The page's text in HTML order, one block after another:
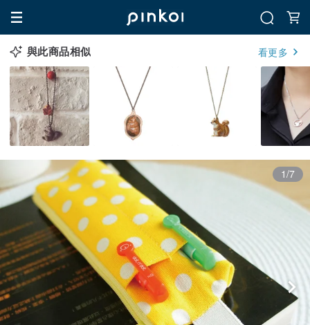
與此商品相似 看更多
1/7